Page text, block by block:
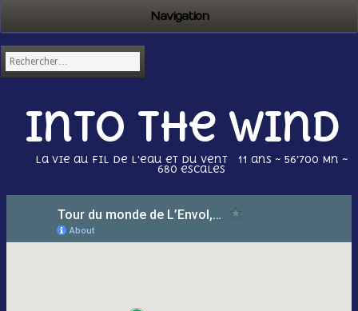
Navigation
Into the wind
La vie au fil de l'eau et du vent 11 ans ~ 56’700 Mn ~
680 escales